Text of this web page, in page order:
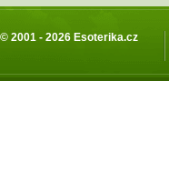
© 2001 - 2026 Esoterika.cz